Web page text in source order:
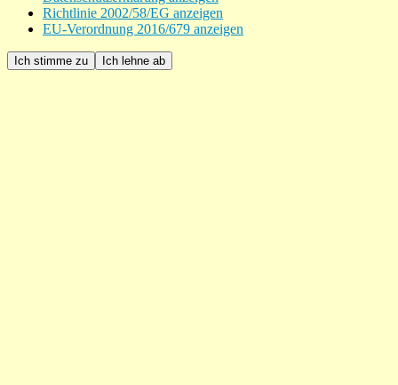
Richtlinie 2002/58/EG anzeigen
EU-Verordnung 2016/679 anzeigen
Ich stimme zu Ich lehne ab